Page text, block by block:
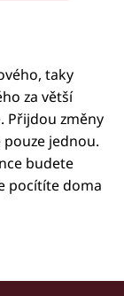
taky
za větší
Přijdou změny
jednou.
budete
pocítíte doma